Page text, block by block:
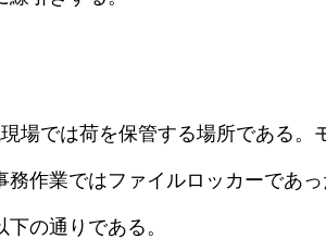
場では荷を保管する場所である。
作業ではファイルロッカーであ
の通りである。